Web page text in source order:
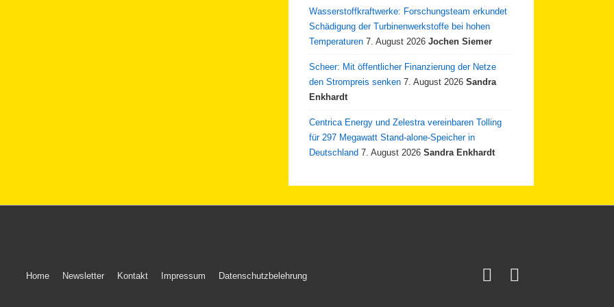
Wasserstoffkraftwerke: Forschungsteam erkundet
Schädigung der Turbinenwerkstoffe bei hohen
Temperaturen 7. August 2026 Jochen Siemer
Scheer: Mit öffentlicher Finanzierung der Netze
den Strompreis senken 7. August 2026 Sandra
Enkhardt
Centrica Energy und Zelestra vereinbaren Tolling
für 297 Megawatt Stand-alone-Speicher in
Deutschland 7. August 2026 Sandra Enkhardt
Footer
Home Newsletter Kontakt Impressum Datenschutzbelehrung